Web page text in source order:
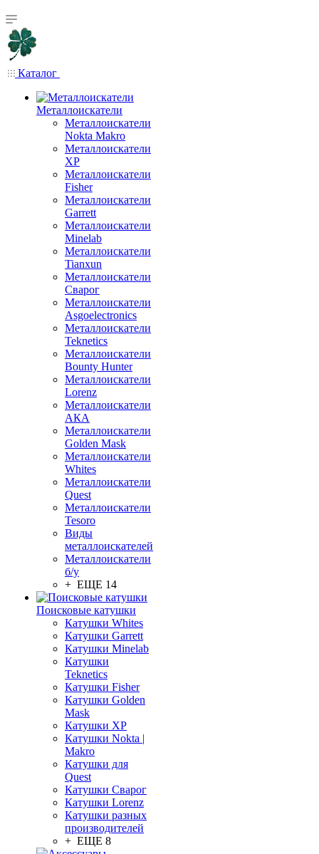
Каталог
Металлоискатели
Металлоискатели
Nokta Makro
Металлоискатели
XP
Металлоискатели
Fisher
Металлоискатели
Garrett
Металлоискатели
Minelab
Металлоискатели
Tianxun
Металлоискатели
Сварог
Металлоискатели
Asgoelectronics
Металлоискатели
Teknetics
Металлоискатели
Bounty Hunter
Металлоискатели
Lorenz
Металлоискатели
АКА
Металлоискатели
Golden Mask
Металлоискатели
Whites
Металлоискатели
Quest
Металлоискатели
Tesoro
Виды
металлоискателей
Металлоискатели
б/у
+ ЕЩЕ 14
Поисковые катушки
Катушки Whites
Катушки Garrett
Катушки Minelab
Катушки
Teknetics
Катушки Fisher
Катушки Golden
Mask
Катушки XP
Катушки Nokta |
Makro
Катушки для
Quest
Катушки Сварог
Катушки Lorenz
Катушки разных
производителей
+ ЕЩЕ 8